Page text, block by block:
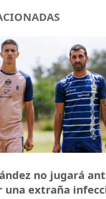
no jugará
una extraña